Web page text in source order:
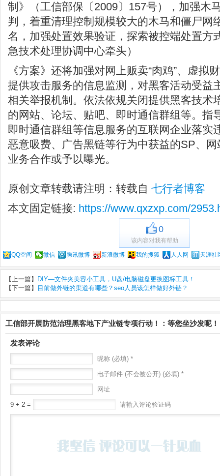
制》（工信部保〔2009〕157号），加强木
判，着重清理控制规模较大的木马和僵尸网
名，加强处置效果验证，探索被控端处置方
急技术处理协调中心牵头）
《方案》还将加强对网上贩卖“肉鸡”、虚拟
提供攻击服务的信息监测，对黑客活动受益
相关举报机制。依法依规关闭提供黑客技术
的网站、论坛、贴吧、即时通信群组等。指
即时通信群组等信息服务的互联网企业落实
恶意吸费、广告黑链等行为中获益的SP、
业务合作或予以曝光。
原创文章转载请注明：转载自 七行者博客
本文固定链接: https://www.qxzxp.com/
0
该内容对我有帮助
QQ空间 微信 腾讯微博 新浪微博 我的搜狐 人人网 天涯社
【上一篇】
DIY—文件夹美容小工具，U盘/电脑磁盘更换图标工具！
【下一篇】
目前做外链的渠道有哪些？seo人员该怎样做好外链？
工信部开展防范治理黑客地下产业链专项行动！：等您坐沙发呢！
发表评论
昵称 (必填) *
电子邮件 (不会被公开) (必填) *
网址
9 + 2 = 请输入评论验证码